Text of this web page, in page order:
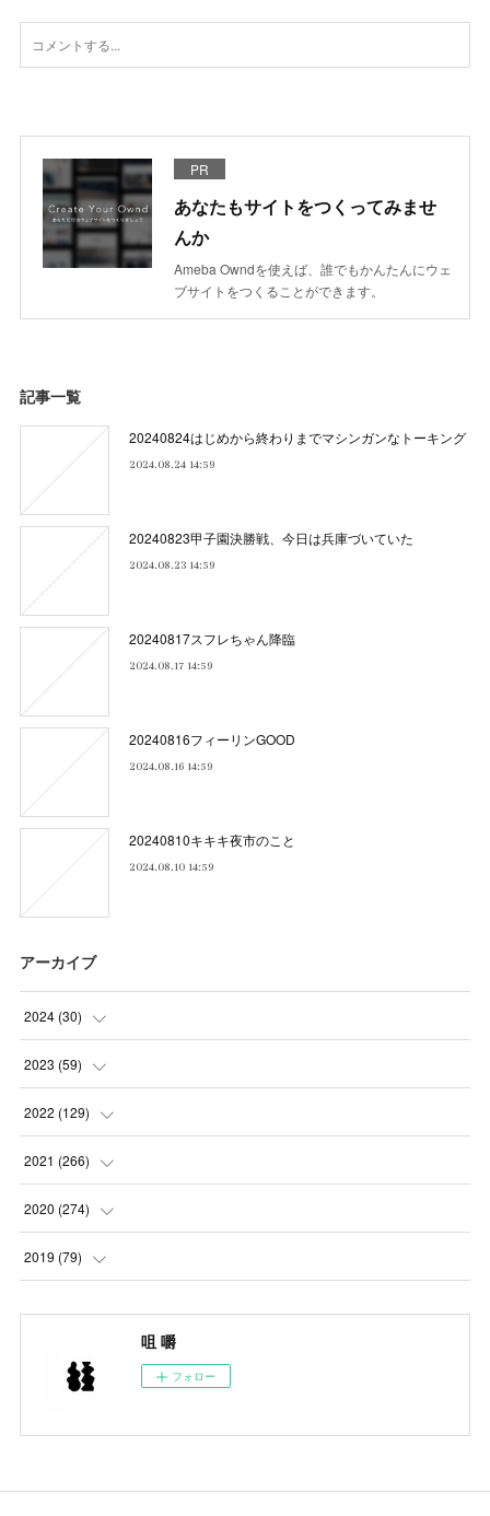
PR
あなたもサイトをつくってみませ
んか
Ameba Owndを使えば、誰でもかんたんにウェ
ブサイトをつくることができます。
記事一覧
20240824はじめから終わりまでマシンガンなトーキング
2024.08.24 14:59
20240823甲子園決勝戦、今日は兵庫づいていた
2024.08.23 14:59
20240817スフレちゃん降臨
2024.08.17 14:59
20240816フィーリンGOOD
2024.08.16 14:59
20240810キキキ夜市のこと
2024.08.10 14:59
アーカイブ
2024 (30)
(5
(4)
(5)
(1)
2023 (59)
(4)
(2)
(8)
(9
(9)
(4)
2022 (129)
(5)
(7)
(11
(24)
(16)
2021 (266)
(23
(22 )
(21)
(23)
2020 (274)
(21 )
(23)
(22)
2019 (79)
(23)
(10)
咀 嚼
フォロー